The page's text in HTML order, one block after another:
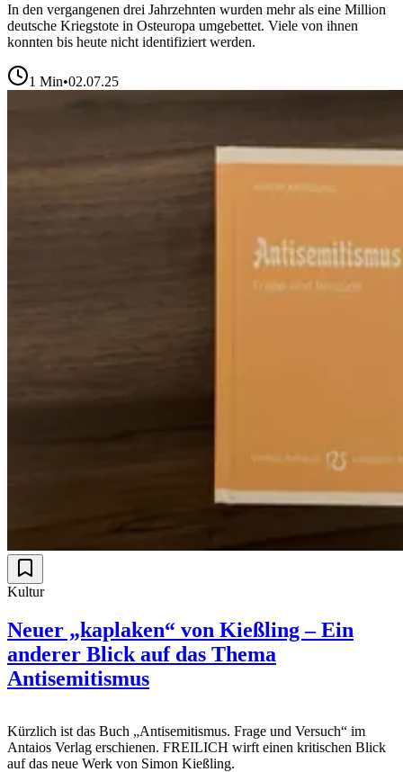
In den vergangenen drei Jahrzehnten wurden mehr als eine Million
deutsche Kriegstote in Osteuropa umgebettet. Viele von ihnen
konnten bis heute nicht identifiziert werden.
1 Min•02.07.25
Kultur
Neuer „kaplaken“ von Kießling – Ein
anderer Blick auf das Thema
Antisemitismus
Kürzlich ist das Buch „Antisemitismus. Frage und Versuch“ im
Antaios Verlag erschienen. FREILICH wirft einen kritischen Blick
auf das neue Werk von Simon Kießling.